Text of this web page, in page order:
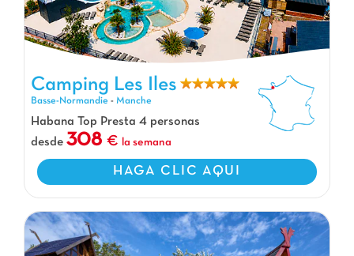
Camping Les Iles
Basse-Normandie - Manche
Habana Top Presta 4 personas
desde 308 la semana
HAGA CLIC AQUI